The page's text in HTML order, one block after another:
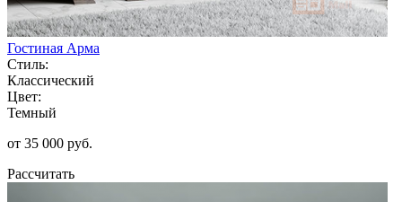
Гостиная Арма
Стиль:
Классический
Цвет:
Темный
от 35 000 руб.
Рассчитать